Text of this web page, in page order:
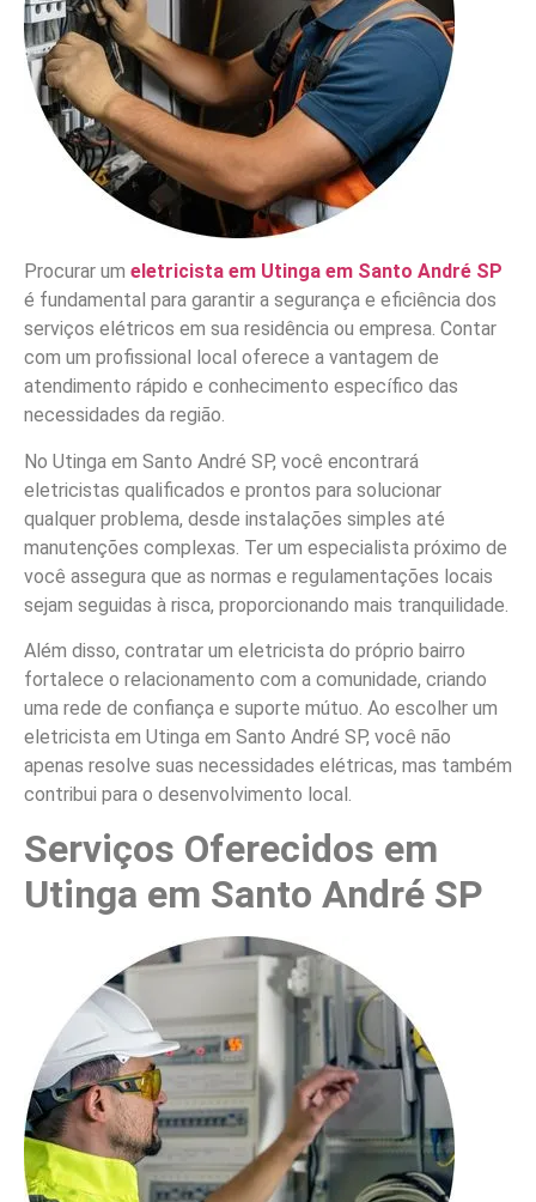
Procurar um eletricista em Utinga em Santo André SP
é fundamental para garantir a segurança e eficiência dos
serviços elétricos em sua residência ou empresa. Contar
com um profissional local oferece a vantagem de
atendimento rápido e conhecimento específico das
necessidades da região.
No Utinga em Santo André SP, você encontrará
eletricistas qualificados e prontos para solucionar
qualquer problema, desde instalações simples até
manutenções complexas. Ter um especialista próximo de
você assegura que as normas e regulamentações locais
sejam seguidas à risca, proporcionando mais tranquilidade.
Além disso, contratar um eletricista do próprio bairro
fortalece o relacionamento com a comunidade, criando
uma rede de confiança e suporte mútuo. Ao escolher um
eletricista em Utinga em Santo André SP, você não
apenas resolve suas necessidades elétricas, mas também
contribui para o desenvolvimento local.
Serviços Oferecidos em
Utinga em Santo André SP